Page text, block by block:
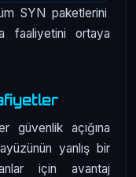
SYN paketlerini
faaliyetini ortaya
güvenlik açığına
yanlış bir
için avantaj